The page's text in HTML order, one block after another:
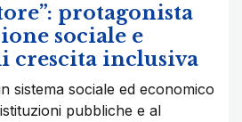
protagonista
sociale e
crescita inclusiva
sistema sociale ed economico
pubbliche e al